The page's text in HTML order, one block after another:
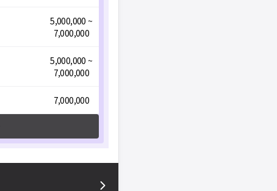
5,000,000 ~
7,000,000
5,000,000 ~
7,000,000
7,000,000